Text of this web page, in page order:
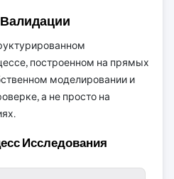
построенном на прямых
моделировании и
а не просто на
Исследования